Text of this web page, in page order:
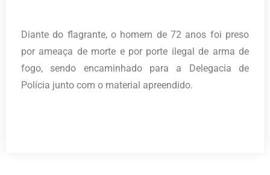
Diante do flagrante, o homem de 72 anos foi preso
por ameaça de morte e por porte ilegal de arma de
fogo, sendo encaminhado para a Delegacia de
Polícia junto com o material apreendido.